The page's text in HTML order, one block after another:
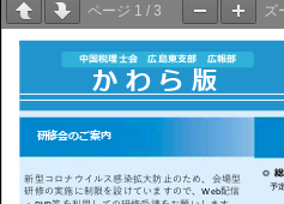
ページ 1 / 3 ズ